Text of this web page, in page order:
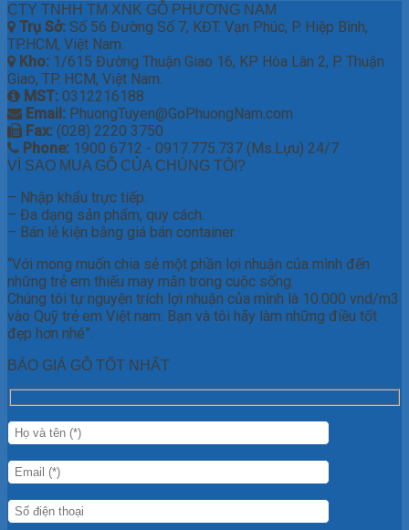
CTY TNHH TM XNK GỖ PHƯƠNG NAM
Trụ Sở: Số 56 Đường Số 7, KĐT. Vạn Phúc, P. Hiệp Bình,
TP.HCM, Việt Nam.
Kho: 1/615 Đường Thuận Giao 16, KP Hòa Lân 2, P. Thuận
Giao, TP. HCM, Việt Nam.
MST: 0312216188
Email: PhuongTuyen@GoPhuongNam.com
Fax: (028) 2220 3750
Phone: 1900 6712 - 0917.775.737 (Ms.Lựu) 24/7
VÌ SAO MUA GỖ CỦA CHÚNG TÔI?
– Nhập khẩu trực tiếp.
– Đa dạng sản phẩm, quy cách.
– Bán lẻ kiện bằng giá bán container.
“Với mong muốn chia sẻ một phần lợi nhuận của mình đến
những trẻ em thiếu may mắn trong cuộc sống.
Chúng tôi tự nguyện trích lợi nhuận của mình là 10.000 vnd/m3
vào Quỹ trẻ em Việt nam. Bạn và tôi hãy làm những điều tốt
đẹp hơn nhé”.
BÁO GIÁ GỖ TỐT NHẤT